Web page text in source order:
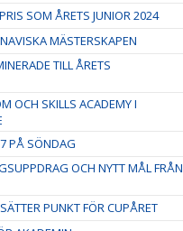
SOM ÅRETS JUNIOR 2024
MÄSTERSKAPEN
TILL ÅRETS
OCH SKILLS ACADEMY I
PÅ SÖNDAG
OCH NYTT MÅL FRÅN
PUNKT FÖR CUPÅRET